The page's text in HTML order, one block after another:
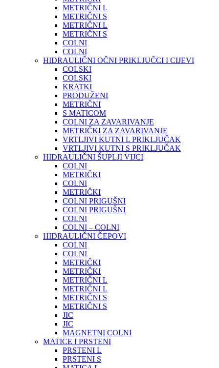
METRIČNI L
METRIČNI S
METRIČNI L
METRIČNI S
COLNI
COLNI
HIDRAULIČNI OČNI PRIKLJUČCI I CIJEVI
COLSKI
COLSKI
KRATKI
PRODUŽENI
METRIČNI
S MATICOM
COLNI ZA ZAVARIVANJE
METRIČKI ZA ZAVARIVANJE
VRTLJIVI KUTNI L PRIKLJUČAK
VRTLJIVI KUTNI S PRIKLJUČAK
HIDRAULIČNI ŠUPLJI VIJCI
COLNI
METRIČKI
COLNI
METRIČKI
COLNI PRIGUŠNI
COLNI PRIGUŠNI
COLNI
COLNI – COLNI
HIDRAULIČNI ČEPOVI
COLNI
COLNI
METRIČKI
METRIČKI
METRIČNI L
METRIČNI L
METRIČNI S
METRIČNI S
JIC
JIC
MAGNETNI COLNI
MATICE I PRSTENI
PRSTENI L
PRSTENI S